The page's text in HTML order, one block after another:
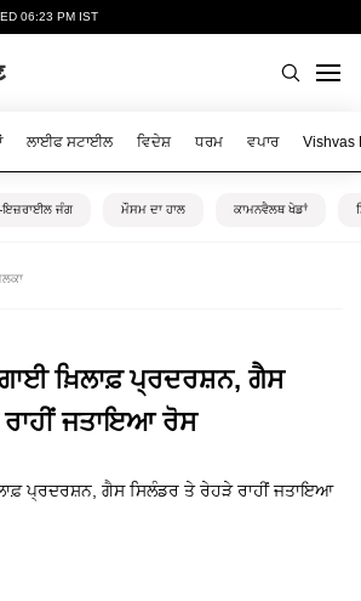
06:23 PM IST
ਲਾਈਫ ਸਟਾਈਲ ਵਿਦੇਸ਼ ਧਰਮ ਵਪਾਰ Vishvas
ਇਜ਼ਰਾਈਲ ਜੰਗ ਮੌਸਮ ਦਾ ਹਾਲ ਕਾਮਨਵੈਲਥ ਖੇਡਾਂ
ਖ਼ਿਲਾਫ਼ ਪ੍ਰਦਰਸ਼ਨ, ਗੈਸ
ਜਤਾਇਆ ਰੋਸ
ਪ੍ਰਦਰਸ਼ਨ, ਗੈਸ ਸਿਲੰਡਰ ਤੇ ਰੇਹੜੇ ਰਾਹੀਂ ਜਤਾਇਆ